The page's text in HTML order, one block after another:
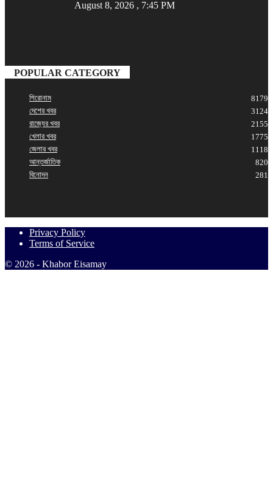
August 8, 2026 , 7:45 PM
POPULAR CATEGORY
শিরোনাম
8179
দেশের খবর
3124
রাজ্যের খবর
2155
খেলার খবর
1775
জেলার খবর
1118
আন্তর্জাতিক
820
বিনোদন
281
Privacy Policy
Terms of Service
© 2026 - Khabor Eisamay